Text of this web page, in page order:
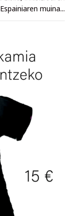
muina...